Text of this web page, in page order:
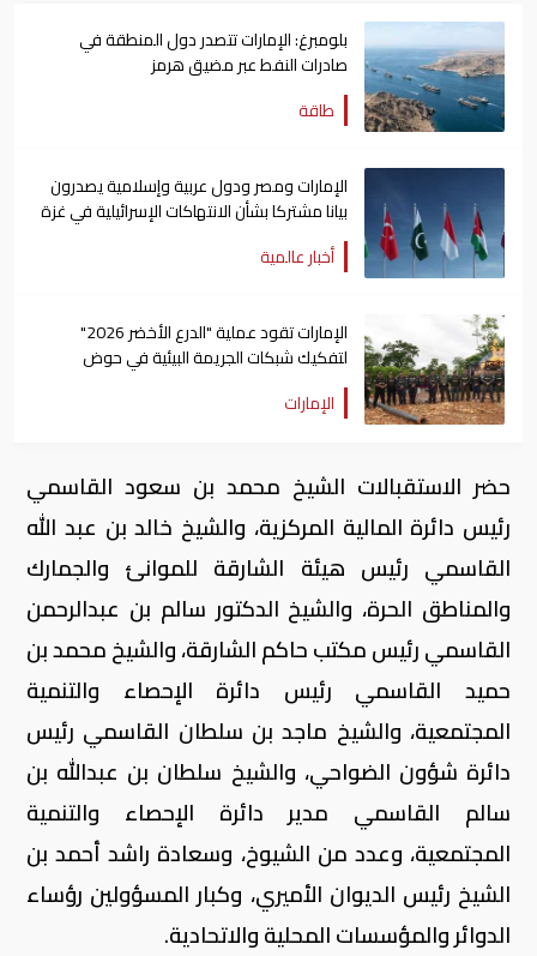
بلومبرغ: الإمارات تتصدر دول المنطقة في
صادرات النفط عبر مضيق هرمز
طاقة
الإمارات ومصر ودول عربية وإسلامية يصدرون
بيانا مشتركا بشأن الانتهاكات الإسرائيلية في غزة
أخبار عالمية
الإمارات تقود عملية "الدرع الأخضر 2026"
لتفكيك شبكات الجريمة البيئية في حوض
الأمازون
الإمارات
حضر الاستقبالات الشيخ محمد بن سعود القاسمي
رئيس دائرة المالية المركزية، والشيخ خالد بن عبد الله
القاسمي رئيس هيئة الشارقة للموانئ والجمارك
والمناطق الحرة، والشيخ الدكتور سالم بن عبدالرحمن
القاسمي رئيس مكتب حاكم الشارقة، والشيخ محمد بن
حميد القاسمي رئيس دائرة الإحصاء والتنمية
المجتمعية، والشيخ ماجد بن سلطان القاسمي رئيس
دائرة شؤون الضواحي، والشيخ سلطان بن عبدالله بن
سالم القاسمي مدير دائرة الإحصاء والتنمية
المجتمعية، وعدد من الشيوخ، وسعادة راشد أحمد بن
الشيخ رئيس الديوان الأميري، وكبار المسؤولين رؤساء
الدوائر والمؤسسات المحلية والاتحادية.